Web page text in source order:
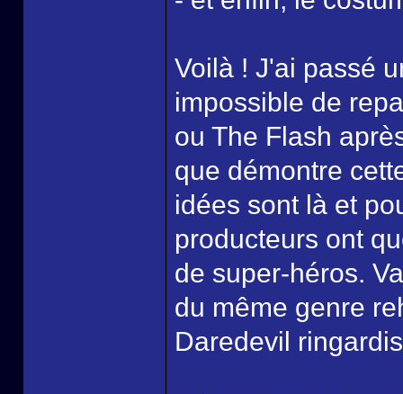
Voilà ! J'ai passé
impossible de
ou The Flash
que démontre
idées sont là et
producteurs ont
de super-héros.
du même genre
Daredevil